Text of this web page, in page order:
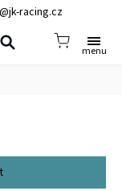
racing.cz